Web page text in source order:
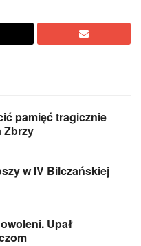
pamięć tragicznie
Zbrzy
w IV Bilczańskiej
Upał